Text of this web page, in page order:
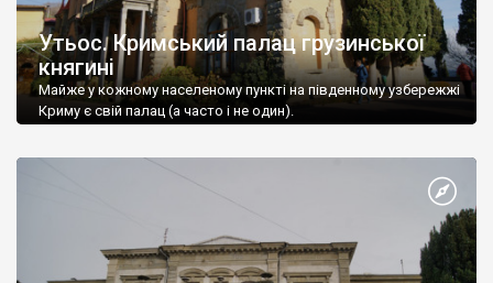
Утьос. Кримський палац грузинської
княгині
Майже у кожному населеному пункті на південному узбережжі
Криму є свій палац (а часто і не один).